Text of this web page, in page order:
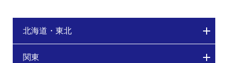
北海道・東北
関東